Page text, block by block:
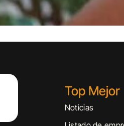
Top Mejor
Noticias